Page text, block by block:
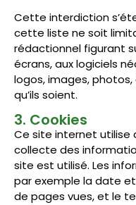
Cette interdiction
cette liste ne soit
rédactionnel figurant
écrans, aux logiciels
logos, images,
qu’ils soient.
3. Cookies
Ce site internet utilise
collecte des
site est utilisé. Les
par exemple la date et
de pages vues, et le